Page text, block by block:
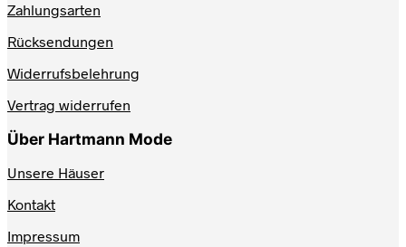
Zahlungsarten
Rücksendungen
Widerrufsbelehrung
Vertrag widerrufen
Über Hartmann Mode
Unsere Häuser
Kontakt
Impressum